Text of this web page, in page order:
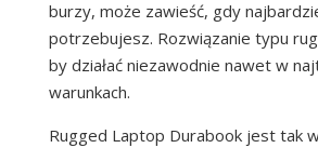
burzy, może zawieść, gdy
potrzebujesz. Rozwiązanie typu
by działać niezawodnie nawet w
warunkach.
Rugged Laptop Durabook jest tak